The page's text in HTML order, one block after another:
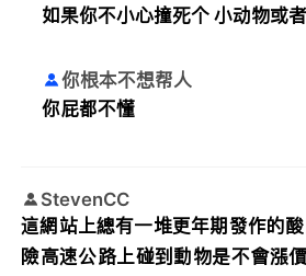
如果你不小心撞死个 小动物或
你根本不想帮人
你屁都不懂
StevenCC
這網站上總有一堆更年期發作的
險高速公路上碰到動物是不會漲